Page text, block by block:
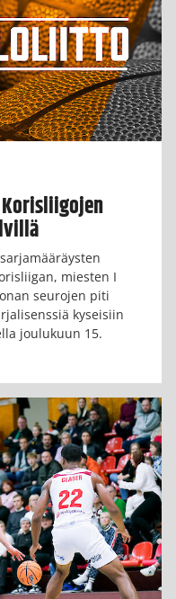
miesten I
seurojen piti
kyseisiin
joulukuun 15.